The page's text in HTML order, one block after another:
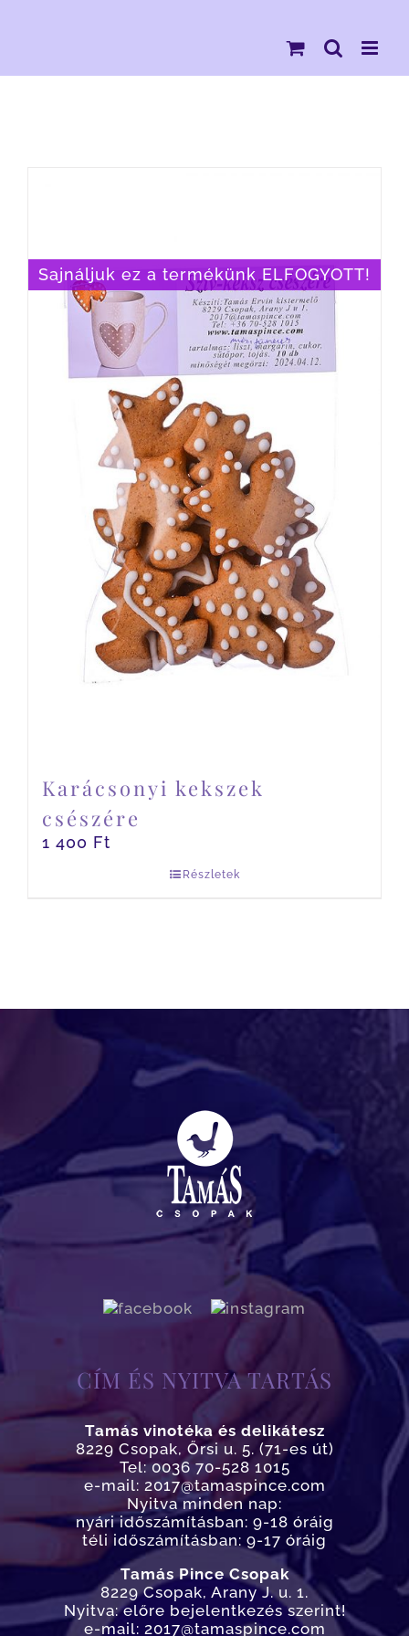
Sajnáljuk ez a termékünk ELFOGYOTT!
Karácsonyi kekszek
csészére
1 400 Ft
Részletek
CÍM ÉS NYITVA TARTÁS
Tamás vinotéka és delikátesz
8229 Csopak, Őrsi u. 5. (71-es út)
Tel: 0036 70-528 1015
e-mail: 2017@tamaspince.com
Nyitva minden nap:
nyári időszámításban: 9-18 óráig
téli időszámításban: 9-17 óráig
Tamás Pince Csopak
8229 Csopak, Arany J. u. 1.
Nyitva: előre bejelentkezés szerint!
e-mail: 2017@tamaspince.com